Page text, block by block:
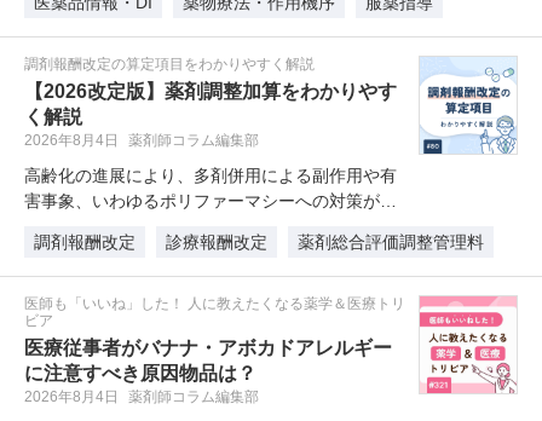
調剤報酬改定の算定項目をわかりやすく解説
【2026改定版】薬剤調整加算をわかりやす
く解説
2026年8月4日 薬剤師コラム編集部
高齢化の進展により、多剤併用による副作用や有
害事象、いわゆるポリファーマシーへの対策が医
調剤報酬改定
診療報酬改定 薬剤総合評価調整管理料
医師も「いいね」した！ 人に教えたくなる薬学＆医療トリ
ビア
医療従事者がバナナ・アボカドアレルギー
に注意すべき原因物品は？
2026年8月4日 薬剤師コラム編集部